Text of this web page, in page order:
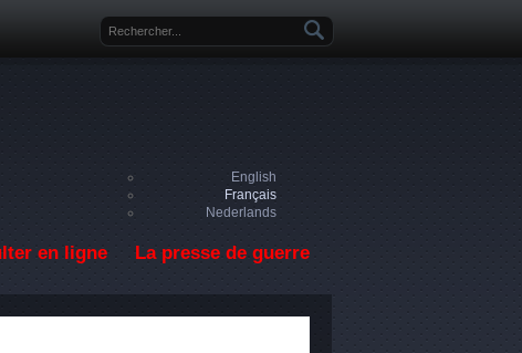
Formulaire de recherche
English
Français
Nederlands
en ligne La presse de guerre